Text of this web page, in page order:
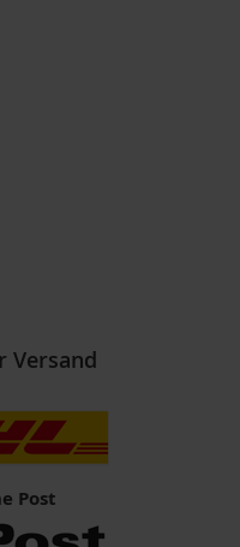
Versand
Post